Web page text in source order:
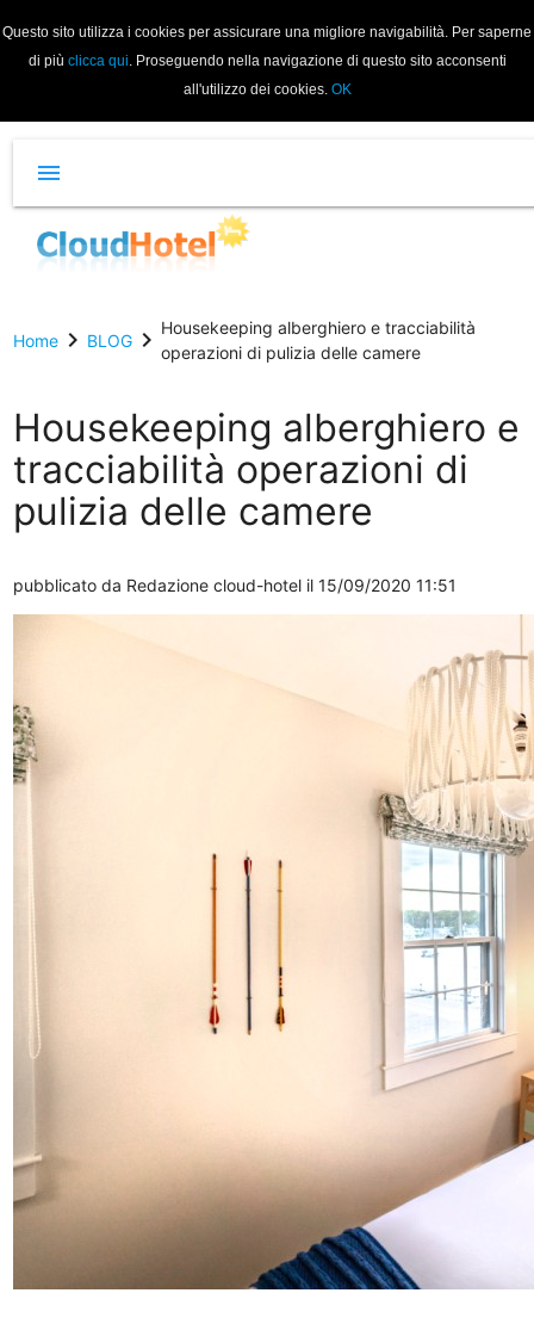
Questo sito utilizza i cookies per assicurare una migliore navigabilità. Per saperne
di più clicca qui. Proseguendo nella navigazione di questo sito acconsenti
all'utilizzo dei cookies. OK
menu
Homechevron_right BLOGchevron_right Housekeeping alberghiero e tracciabilità
operazioni di pulizia delle camere
Housekeeping alberghiero e
tracciabilità operazioni di
pulizia delle camere
pubblicato da Redazione cloud-hotelil 15/09/2020 11:51